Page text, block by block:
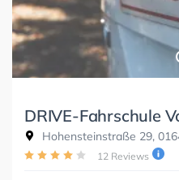
DRIVE-Fahrschule
Hohensteinstraße 29,
12 Reviews